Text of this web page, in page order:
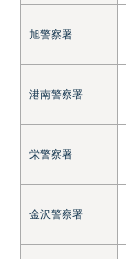
旭警察署
港南警察署
栄警察署
金沢警察署